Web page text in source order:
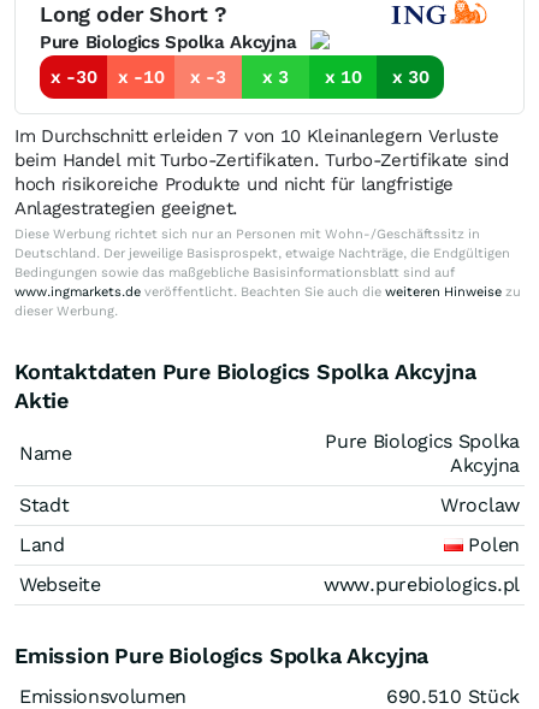
Long oder Short ?
Pure Biologics Spolka Akcyjna
x -30
x -10 x -3 x 3 x 10 x 30
Im Durchschnitt erleiden 7 von 10 Kleinanlegern Verluste
beim Handel mit Turbo-Zertifikaten. Turbo-Zertifikate sind
hoch risikoreiche Produkte und nicht für langfristige
Anlagestrategien geeignet.
Diese Werbung richtet sich nur an Personen mit Wohn-/Geschäftssitz in
Deutschland. Der jeweilige Basisprospekt, etwaige Nachträge, die Endgültigen
Bedingungen sowie das maßgebliche Basisinformationsblatt sind auf
www.ingmarkets.de veröffentlicht. Beachten Sie auch die weiteren Hinweise zu
dieser Werbung.
Kontaktdaten Pure Biologics Spolka Akcyjna
Aktie
Name
Pure Biologics Spolka
Akcyjna
Stadt
Wroclaw
Land
Polen
Webseite
www.purebiologics.pl
Emission Pure Biologics Spolka Akcyjna
Emissionsvolumen 690.510 Stück